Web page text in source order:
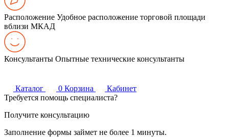
Расположение Удобное расположение торговой площади
вблизи МКАД
Консультанты Опытные технические консультанты
Каталог 0 Корзина
Кабинет
Требуется помощь специалиста?
Получите консультацию
Заполнение формы займет не более 1 минуты.